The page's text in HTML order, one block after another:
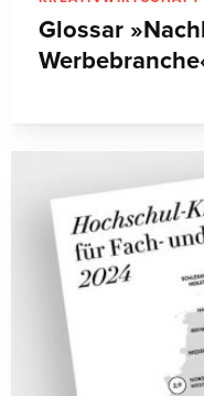
Glossar